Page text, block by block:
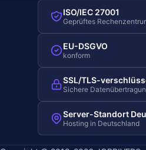
ISO/IEC 27001
Geprüftes
EU-DSGVO
konform
SSL/TLS-
Sichere
Server-Standort
Hosting in Deutschland